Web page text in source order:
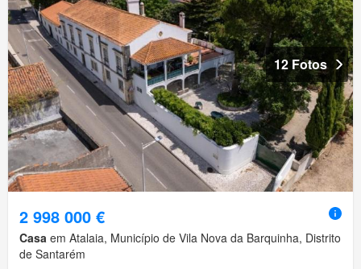
12 Fotos
2 998 000 €
Casa em Atalaia, Município de Vila Nova da Barquinha, Distrito
de Santarém